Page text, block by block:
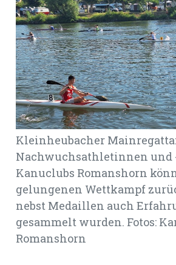
Romanshorn:
offizielle
Mitteilungen
Kleinheubacher
Nachwuchsathletinnen und
Kanuclubs Romanshorn
gelungenen Wettkampf
nebst Medaillen auch
gesammelt wurden. Fotos:
Romanshorn